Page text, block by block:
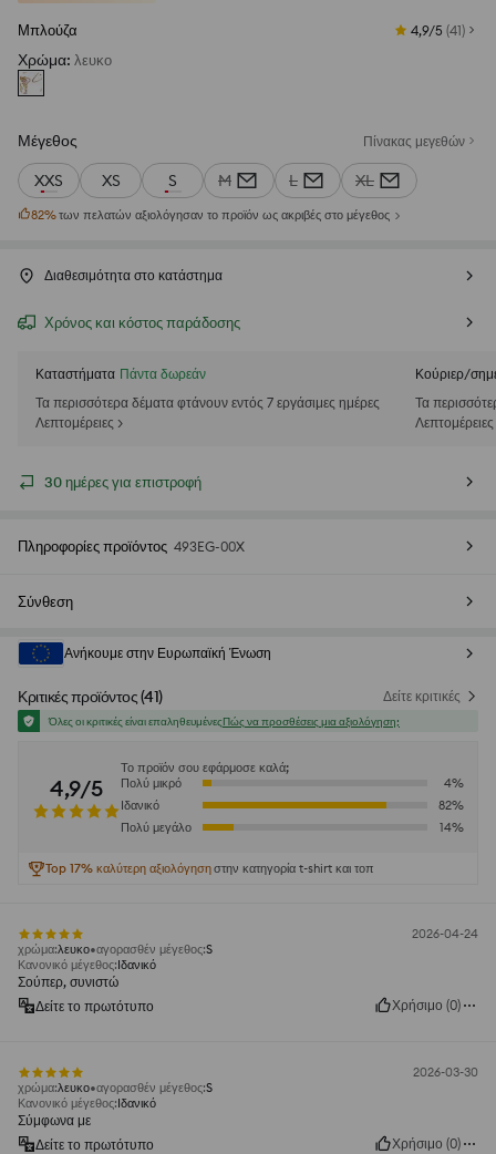
Μπλούζα 4,9/5 (41)
Χρώμα: λευκο
Μέγεθος Πίνακας μεγεθών
XXS XS S M L XL
82%των πελατών αξιολόγησαν το προϊόν ως ακριβές στο μέγεθος
Διαθεσιμότητα στο κατάστημα
Χρόνος και κόστος παράδοσης
Καταστήματα Πάντα δωρεάν
Τα περισσότερα δέματα φτάνουν εντός 7 εργάσιμες ημέρες
Λεπτομέρειες >
Κούριερ/
Τα
Λεπτομέρειες
30 ημέρες για επιστροφή
Πληροφορίες προϊόντος 493EG-00X
Σύνθεση
Ανήκουμε στην Ευρωπαϊκή Ένωση
Κριτικές προϊόντος(41) Δείτε κριτικές
Όλες οι κριτικές είναι επαληθευμένεςΠώς να προσθέσεις μια αξιολόγηση;
4,9/5
Το προϊόν σου εφάρμοσε καλά;
Πολύ μικρό
4%
Ιδανικό
82%
Πολύ μεγάλο
14%
Top 17% καλύτερη αξιολόγησηστην κατηγορία t-shirt και τοπ
2026-04-24
χρώμα:λευκο αγορασθέν μέγεθος:S
Κανονικό μέγεθος:Ιδανικό
Σούπερ, συνιστώ
Δείτε το πρωτότυπο
Χρήσιμο (0)
2026-03-30
χρώμα:λευκο αγορασθέν μέγεθος:S
Κανονικό μέγεθος:Ιδανικό
Σύμφωνα με
Δείτε το πρωτότυπο
Χρήσιμο (0)